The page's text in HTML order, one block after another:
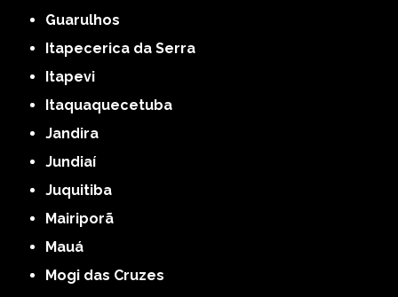
Guarulhos
Itapecerica da Serra
Itapevi
Itaquaquecetuba
Jandira
Jundiaí
Juquitiba
Mairiporã
Mauá
Mogi das Cruzes